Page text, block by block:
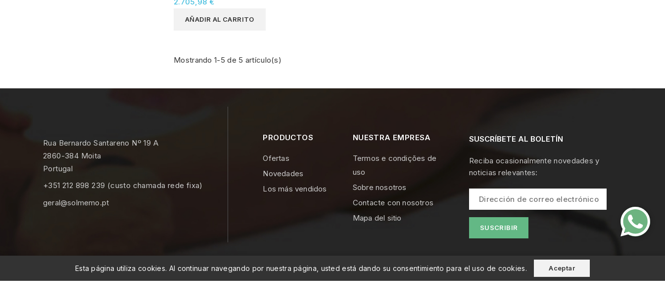
AÑADIR AL CARRITO
Mostrando 1-5 de 5 artículo(s)
Rua Bernardo Santareno Nº 19 A
2860-384 Moita
Portugal
+351 212 898 239 (custo chamada rede fixa)
geral@solmemo.pt
Esta página utiliza cookies. Al continuar navegando por nuestra página, usted está dando su consentimiento para el uso de cookies. Aceptar
PRODUCTOS
Ofertas
Novedades
Los más vendidos
NUESTRA EMPRESA
Termos e condições de
uso
Sobre nosotros
Contacte con nosotros
Mapa del sitio
SUSCRÍBETE AL BOLETÍN
Reciba ocasionalmente novedades y
noticias relevantes: